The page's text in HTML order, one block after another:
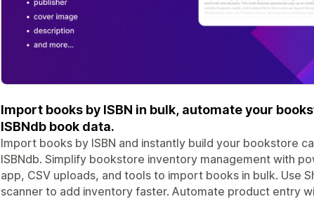
Import books by ISBN in bulk, automate your
ISBNdb book data.
Import books by ISBN and instantly build your bookstore
ISBNdb. Simplify bookstore inventory management with
app, CSV uploads, and tools to import books in bulk. Use
scanner to add inventory faster. Automate product entry